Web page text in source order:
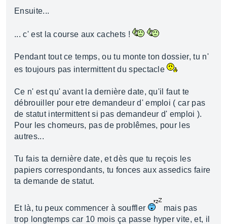
Ensuite...
... c' est la course aux cachets !
Pendant tout ce temps, ou tu monte ton dossier, tu n'
es toujours pas intermittent du spectacle
Ce n' est qu' avant la dernière date, qu'il faut te
débrouiller pour etre demandeur d' emploi ( car pas
de statut intermittent si pas demandeur d' emploi ).
Pour les chomeurs, pas de problêmes, pour les
autres...
Tu fais ta dernière date, et dès que tu reçois les
papiers correspondants, tu fonces aux assedics faire
ta demande de statut.
Et là, tu peux commencer à souffler
mais pas
trop longtemps car 10 mois ça passe hyper vite, et, il